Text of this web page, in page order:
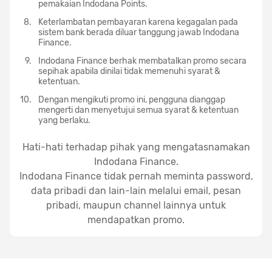
pemakaian Indodana Points.
Keterlambatan pembayaran karena kegagalan pada
sistem bank berada diluar tanggung jawab Indodana
Finance.
Indodana Finance berhak membatalkan promo secara
sepihak apabila dinilai tidak memenuhi syarat &
ketentuan.
Dengan mengikuti promo ini, pengguna dianggap
mengerti dan menyetujui semua syarat & ketentuan
yang berlaku.
Hati-hati terhadap pihak yang mengatasnamakan
Indodana Finance.
Indodana Finance tidak pernah meminta password,
data pribadi dan lain-lain melalui email, pesan
pribadi, maupun channel lainnya untuk
mendapatkan promo.